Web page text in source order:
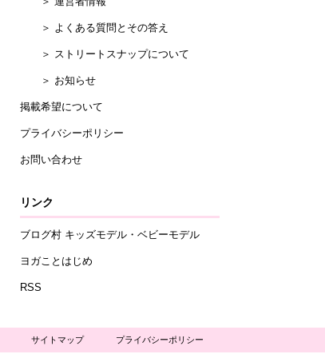
＞ よくある質問とその答え
＞ ストリートスナップについて
＞ お知らせ
掲載希望について
プライバシーポリシー
お問い合わせ
リンク
ブログ村 キッズモデル・ベビーモデル
ヨガことはじめ
RSS
サイトマップ プライバシーポリシー